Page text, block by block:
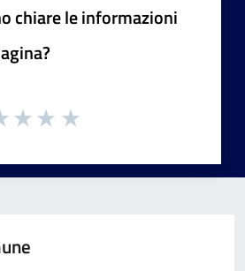
chiare le informazioni